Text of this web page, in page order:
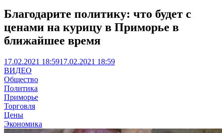
Благодарите политику: что будет с
ценами на курицу в Приморье в
ближайшее время
17.02.2021 18:5917.02.2021 18:59
ВИДЕО
Общество
Политика
Приморье
Торговля
Цены
Экономика